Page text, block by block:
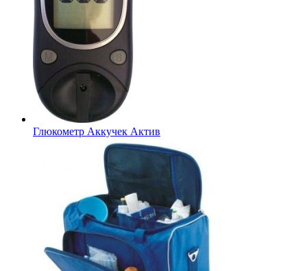
Глюкометр Аккучек Актив